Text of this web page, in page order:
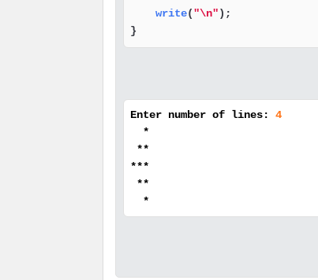
write("\n");
}
Enter number of lines: 4
*
**
***
**
*